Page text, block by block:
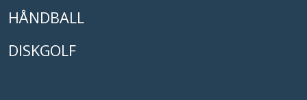
HÅNDBALL
DISKGOLF